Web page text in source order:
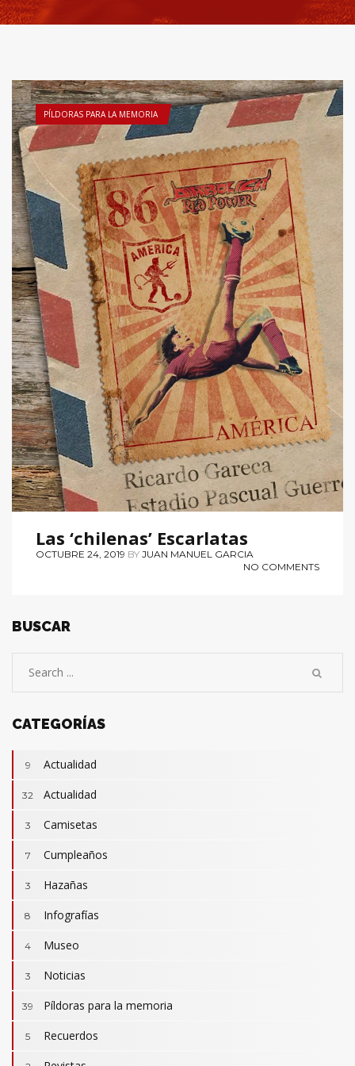
PÍLDORAS PARA LA MEMORIA
Las ‘chilenas’ Escarlatas
OCTUBRE 24, 2019 BY JUAN MANUEL GARCIA
NO COMMENTS
BUSCAR
CATEGORÍAS
9 Actualidad
32 Actualidad
3 Camisetas
7 Cumpleaños
3 Hazañas
8 Infografías
4 Museo
3 Camisetas
2 Revistas
3 Noticias
32 Actualidad
7 Cumpleaños
39 Píldoras para la memoria
5 Recuerdos